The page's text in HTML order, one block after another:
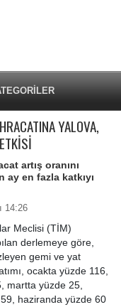
YALOVA,
artış oranını
en fazla katkıyı
14:26
Meclisi (TİM)
derlemeye göre,
gemi ve yat
ocakta yüzde 116,
martta yüzde 25,
haziranda yüzde 60